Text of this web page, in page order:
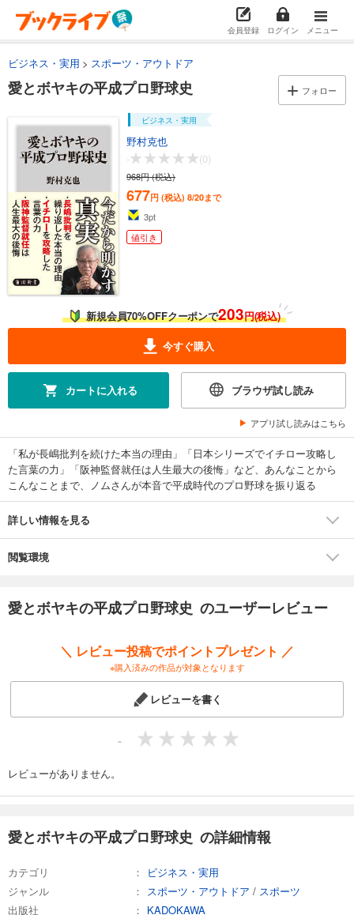
会員登録 ログイン メニュー
ビジネス・実用 スポーツ・アウトドア
愛とボヤキの平成プロ野球史 フォロー
ビジネス・実用
野村克也
-
(0)
968円 (税込)
677円 (税込) 8/20まで
3pt
値引き
新規会員70%OFFクーポンで203円(税込)
今すぐ購入
カートに入れる ブラウザ試し読み
アプリ試し読みはこちら
「私が長嶋批判を続けた本当の理由」「日本シリーズでイチロー攻略し
た言葉の力」「阪神監督就任は人生最大の後悔」など、あんなことから
こんなことまで、ノムさんが本音で平成時代のプロ野球を振り返る
詳しい情報を見る
閲覧環境
愛とボヤキの平成プロ野球史 のユーザーレビュー
＼ レビュー投稿でポイントプレゼント ／
※購入済みの作品が対象となります
レビューを書く
-
レビューがありません。
愛とボヤキの平成プロ野球史 の詳細情報
カテゴリ
ビジネス・実用
ジャンル
スポーツ・アウトドア / スポーツ
出版社
KADOKAWA